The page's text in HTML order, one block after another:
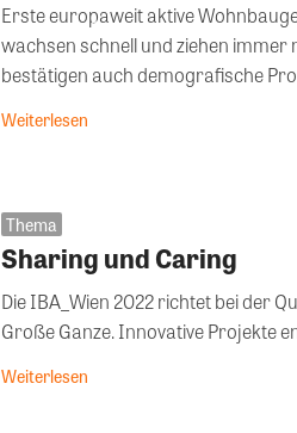
Erste europaweit aktive
wachsen schnell und ziehen immer
bestätigen auch demografische
Weiterlesen
Thema
Sharing und Caring
Die IBA_Wien 2022 richtet bei der
Große Ganze. Innovative Projekte
Weiterlesen